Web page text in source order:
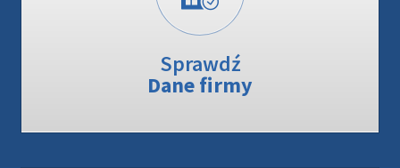
Sprawdź
Dane firmy